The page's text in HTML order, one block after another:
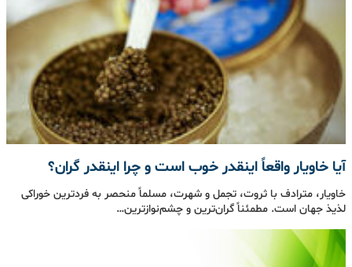
آیا خاویار واقعاً اینقدر خوب است و چرا اینقدر گران؟
خاویار، مترادف با ثروت، تجمل و شهرت، مسلماً منحصر به فردترین خوراکی
لذیذ جهان است. مطمئناً گران‌ترین و چشم‌نوازترین…